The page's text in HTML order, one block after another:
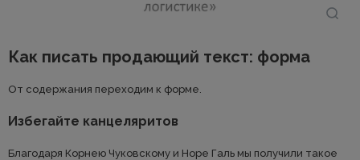
Как писать продающий текст: форма
От содержания переходим к форме.
Избегайте канцеляритов
Благодаря Корнею Чуковскому и Норе Галь мы получили такое